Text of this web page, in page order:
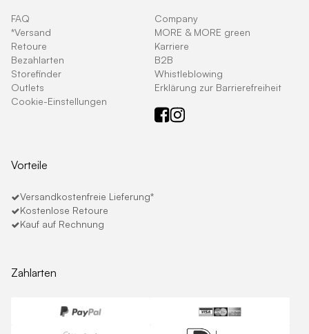
FAQ
*Versand
Retoure
Bezahlarten
Storefinder
Outlets
Cookie-Einstellungen
Company
MORE & MORE green
Karriere
B2B
Whistleblowing
Erklärung zur Barrierefreiheit
Vorteile
Versandkostenfreie Lieferung*
Kostenlose Retoure
Kauf auf Rechnung
Zahlarten